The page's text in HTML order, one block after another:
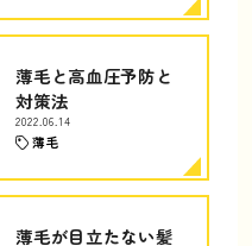
薄毛と高血圧予防と
対策法
2022.06.14
薄毛
薄毛が目立たない髪